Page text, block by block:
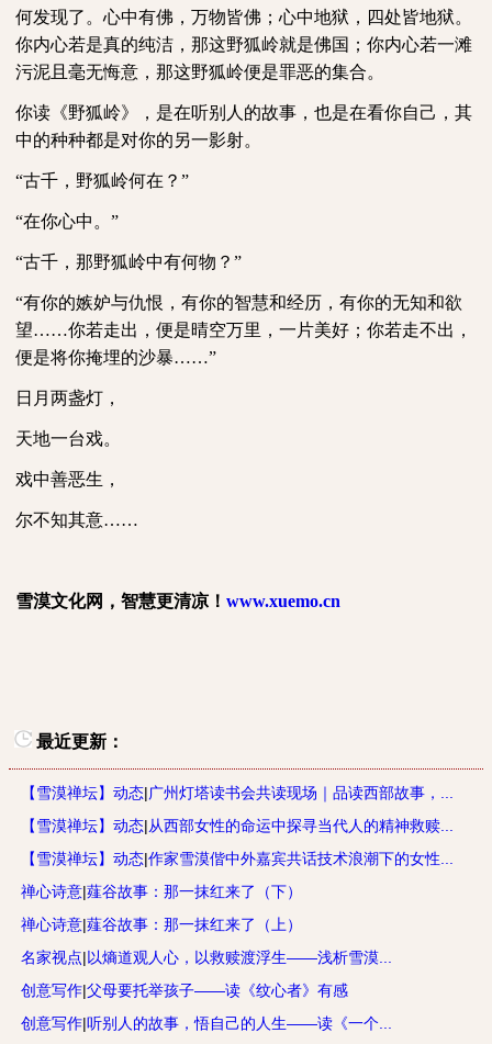
何发现了。心中有佛，万物皆佛；心中地狱，四处皆地狱。
你内心若是真的纯洁，那这野狐岭就是佛国；你内心若一滩
污泥且毫无悔意，那这野狐岭便是罪恶的集合。
你读《野狐岭》，是在听别人的故事，也是在看你自己，其
中的种种都是对你的另一影射。
“古千，野狐岭何在？”
“在你心中。”
“古千，那野狐岭中有何物？”
“有你的嫉妒与仇恨，有你的智慧和经历，有你的无知和欲
望……你若走出，便是晴空万里，一片美好；你若走不出，
便是将你掩埋的沙暴……”
日月两盏灯，
天地一台戏。
戏中善恶生，
尔不知其意……
雪漠文化网，智慧更清凉！ www.xuemo.cn
最近更新：
【雪漠禅坛】动态|广州灯塔读书会共读现场｜品读西部故事，...
【雪漠禅坛】动态|从西部女性的命运中探寻当代人的精神救赎...
【雪漠禅坛】动态|作家雪漠偕中外嘉宾共话技术浪潮下的女性...
禅心诗意|薤谷故事：那一抹红来了（下）
禅心诗意|薤谷故事：那一抹红来了（上）
名家视点|以熵道观人心，以救赎渡浮生——浅析雪漠...
创意写作|父母要托举孩子——读《纹心者》有感
创意写作|听别人的故事，悟自己的人生——读《一个...